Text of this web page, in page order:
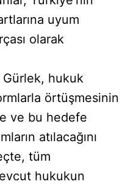
uyum
olarak
Gürlek, hukuk
örtüşmesinin
ve bu hedefe
atılacağını
tüm
hukukun